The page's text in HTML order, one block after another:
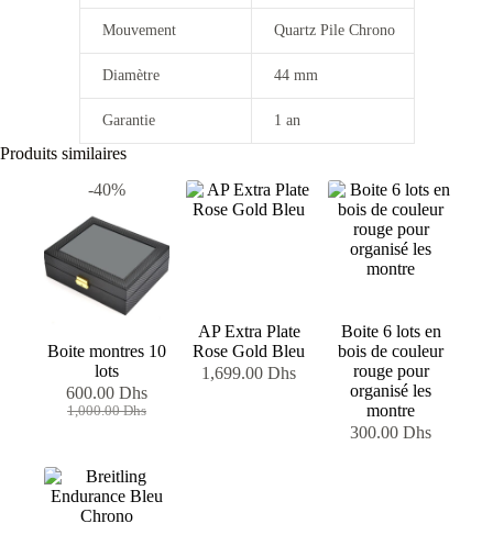
Mouvement Quartz Pile Chrono
Diamètre 44 mm
Garantie 1 an
Produits similaires
-40%
Boite montres 10
lots
1,000.00Dhs
Le
était :
1,000.00 Dhs.
600.00Dhs
Le
est :
600.00 Dhs.
AP Extra Plate
Rose Gold Bleu
1,699.00Dhs
Boite 6 lots en
bois de couleur
rouge pour
organisé les
montre
300.00Dhs